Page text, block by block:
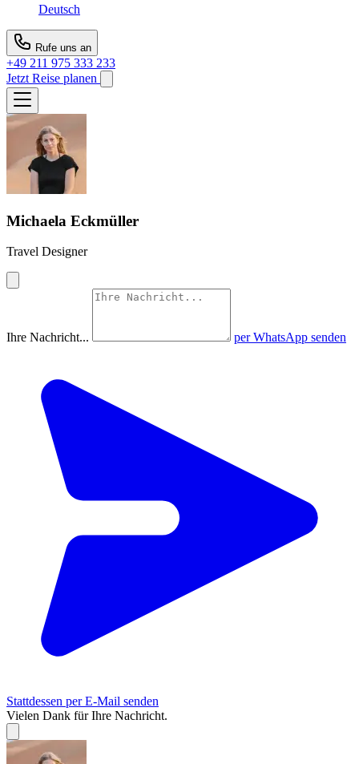
Deutsch
Rufe uns an
+49 211 975 333 233
Jetzt Reise planen
Michaela Eckmüller
Travel Designer
Ihre Nachricht... per WhatsApp senden
Stattdessen per E-Mail senden
Vielen Dank für Ihre Nachricht.